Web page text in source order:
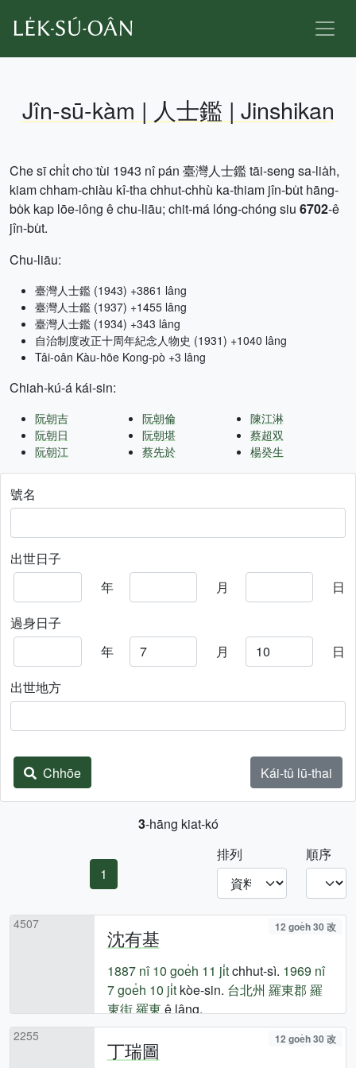
Jîn-sū-kàm | 人士鑑 | Jinshikan
Che sī chi̍t cho͘ tùi 1943 nî pán 臺灣人士鑑 tāi-seng sa-lia̍h,
kiam chham-chiàu kî-tha chhut-chhù ka-thiam jîn-bu̍t hāng-
bo̍k kap lōe-iông ê chu-liāu; chit-má lóng-chóng siu 6702-ê
jîn-bu̍t.
Chu-liāu:
臺灣人士鑑 (1943) +3861 lâng
臺灣人士鑑 (1937) +1455 lâng
臺灣人士鑑 (1934) +343 lâng
自治制度改正十周年紀念人物史 (1931) +1040 lâng
Tâi-oân Kàu-hōe Kong-pò +3 lâng
Chiah-kú-á kái-sin:
阮朝吉
阮朝日
阮朝江
阮朝倫
阮朝堪
蔡先於
陳江淋
蔡超双
楊癸生
號名
出世日子
年
月
日
過身日子
年
月
日
出世地方
Chhōe Kái-tû lū-thai
3-hāng kiat-kó
1
排列 順序
4507
沈有基 12 goe̍h 30 改
1887 nî 10 goe̍h 11 ji̍tchhut-sì. 1969 nî
7 goe̍h 10 ji̍tkòe-sin. 台北州 羅東郡 羅
東街羅東ê lâng.
2255
丁瑞圖 12 goe̍h 30 改